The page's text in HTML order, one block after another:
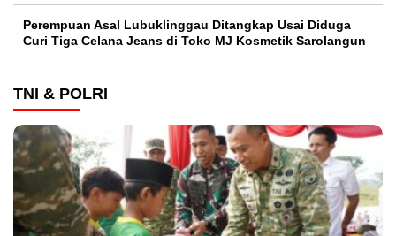
Perempuan Asal Lubuklinggau Ditangkap Usai Diduga
Curi Tiga Celana Jeans di Toko MJ Kosmetik Sarolangun
TNI & POLRI